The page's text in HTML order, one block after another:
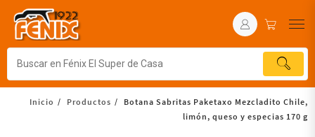
Inicio Productos
Botana Sabritas Paketaxo Mezcladito Chile,
limón, queso y especias 170 g